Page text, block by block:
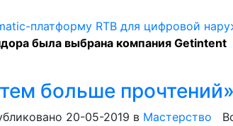
была выбрана компания Getintent
больше прочтений»
20-05-2019 в Мастерство